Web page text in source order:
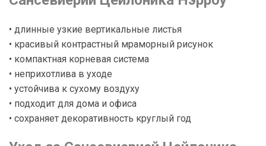
• длинные узкие вертикальные листья
• красивый контрастный мраморный рисунок
• компактная корневая система
• неприхотлива в уходе
• устойчива к сухому воздуху
• подходит для дома и офиса
• сохраняет декоративность круглый год